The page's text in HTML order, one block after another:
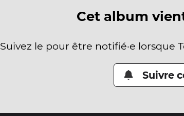
Cet album
Suivez le pour être notifié·e lorsque
Suivre